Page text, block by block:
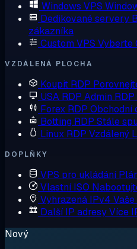
Windows VPS
Dedikované servery
zákazníka
Custom VPS Vyberte
VZDÁLENÁ PLOCHA
Koupit RDP
USA RDP Admin RDP
Forex RDP Obchodní
Botting RDP Stále
Linux RDP Vzdálený
DOPLŇKY
VPS pro ukládání
Vlastní ISO
Vyhrazená IPv4
Další IP adresyVíce
Nový